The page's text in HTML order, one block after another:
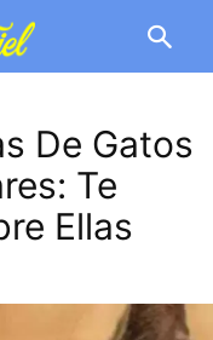
De Gatos
Te
Ellas